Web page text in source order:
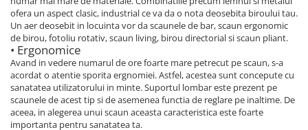
ofera un aspect clasic, industrial ce va da o nota deosebita biroului tau.
Un aer deosebit in locuinta vor da scaunele de bar, scaun ergonomic
de birou, fotoliu rotativ, scaun living, birou directorial si scaun pliant.
• Ergonomice
Avand in vedere numarul de ore foarte mare petrecut pe scaun, s-a
acordat o atentie sporita ergnomiei. Astfel, acestea sunt concepute cu
sanatatea utilizatorului in minte. Suportul lombar este prezent pe
scaunele de acest tip si de asemenea functia de reglare pe inaltime. De
aceea, in alegerea unui scaun aceasta caracteristica este foarte
importanta pentru sanatatea ta.